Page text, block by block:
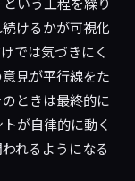
けるかが可視化
では気づきにく
見が平行線をた
ときは最終的に
が自律的に動く
れるようになる